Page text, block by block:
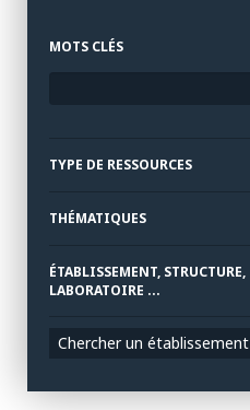
MOTS CLÉS
TYPE DE RESSOURCES
THÉMATIQUES
ÉTABLISSEMENT, STRUCTURE,
LABORATOIRE ...
Chercher un établissement